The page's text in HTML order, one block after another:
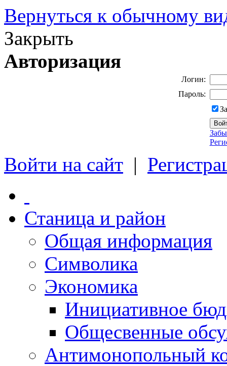
Вернуться к обычному
Закрыть
Авторизация
Логин:
Пароль:
Войти на сайт |
Станица и район
Общая информация
Символика
Экономика
Инициативное
Общесвенные
Антимонопольный